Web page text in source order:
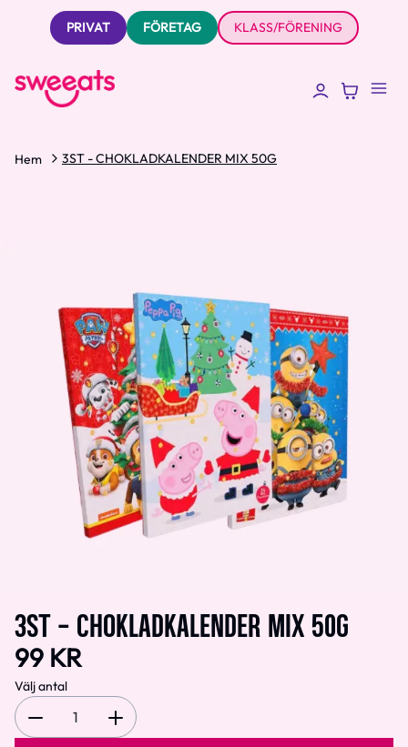
PRIVAT FÖRETAG KLASS/FÖRENING
Hem 3ST - CHOKLADKALENDER MIX 50G
3ST - CHOKLADKALENDER MIX 50G
99 KR
Välj antal
1